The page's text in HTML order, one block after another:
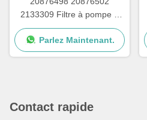
2133309 Filtre à pompe à
urée pour les pièces de
réparation de pompes
Adblue
Parlez Maintenant.
Contact rapide